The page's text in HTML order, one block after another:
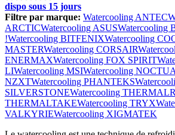
dispo sous 15 jours
Filtre par marque: Watercooling ANTEC
ARCTICWatercooling ASUSWatercooling
!Watercooling BITFENIXWatercooling
MASTERWatercooling CORSAIR
ENERMAXWatercooling FOX SPIRIT
LIWatercooling MSIWatercooling NOCTUA
NZXTWatercooling PHANTEKS
SILVERSTONEWatercooling
THERMALTAKEWatercooling TRYX
VALKYRIEWatercooling XIGMATEK